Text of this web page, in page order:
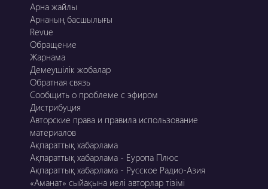
Арна жайлы
Арнаның басшылығы
Revue
Обращение
Жарнама
Демеушілік жобалар
Обратная связь
Сообщить о проблеме с эфиром
Дистрибуция
Авторские права и правила использование
материалов
Ақпараттық хабарлама
Ақпараттық хабарлама - Еуропа Плюс
Ақпараттық хабарлама - Русское Радио-Азия
«Аманат» сыйақына иелі авторлар тізімі